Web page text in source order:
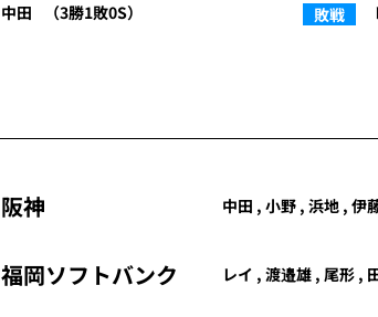
中田 （3勝1敗0S） 敗戦
阪神 中田 , 小野 , 浜地 , 伊
福岡ソフトバンク レイ , 渡邉雄 , 尾形 ,